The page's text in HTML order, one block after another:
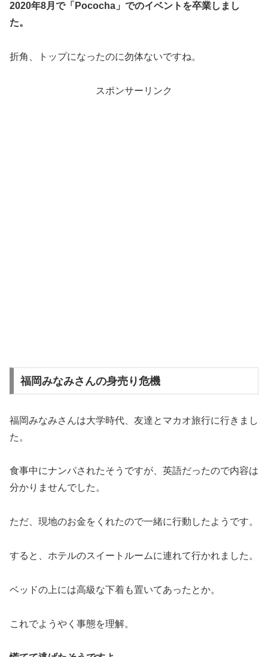
2020年8月で「Pococha」でのイベントを卒業しまし
た。
折角、トップになったのに勿体ないですね。
スポンサーリンク
福岡みなみさんの身売り危機
福岡みなみさんは大学時代、友達とマカオ旅行に行きまし
た。
食事中にナンパされたそうですが、英語だったので内容は
分かりませんでした。
ただ、現地のお金をくれたので一緒に行動したようです。
すると、ホテルのスイートルームに連れて行かれました。
ベッドの上には高級な下着も置いてあったとか。
これでようやく事態を理解。